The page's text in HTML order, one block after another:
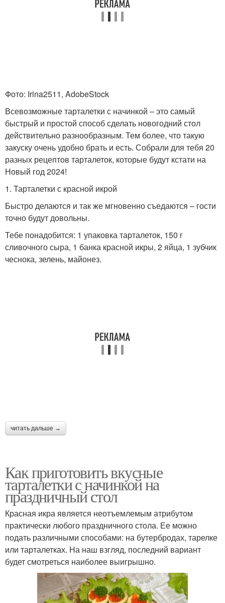
Тарталетки с печенью Тарталетки с начинкой
Тарталетки с семгой
Начинка для тарталеток
год
Грибы в тарталетках
Тарталетки с тунцом
Тарталетки с фруктами
Фото: Irina2511, AdobeStock
Всевозможные тарталетки с начинкой – это самый
быстрый и простой способ сделать новогодний стол
действительно разнообразным. Тем более, что такую
закуску очень удобно брать и есть. Собрали для тебя 20
разных рецептов тарталеток, которые будут кстати на
Новый год 2024!
1. Тарталетки с красной икрой
Быстро делаются и так же мгновенно съедаются – гости
точно будут довольны.
Тебе понадобится: 1 упаковка тарталеток, 150 г
сливочного сыра, 1 банка красной икры, 2 яйца, 1 зубчик
чеснока, зелень, майонез.
читать дальше →
Как приготовить вкусные
тарталетки с начинкой на
праздничный стол
Красная икра является неотъемлемым атрибутом
практически любого праздничного стола. Ее можно
подать различными способами: на бутербродах, тарелке
или тарталетках. На наш взгляд, последний вариант
будет смотреться наиболее выигрышно.